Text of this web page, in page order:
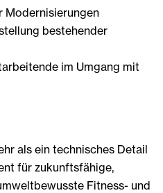
Modernisierungen
bestehender
im Umgang mit
als ein technisches Detail
für zukunftsfähige,
Fitness- und